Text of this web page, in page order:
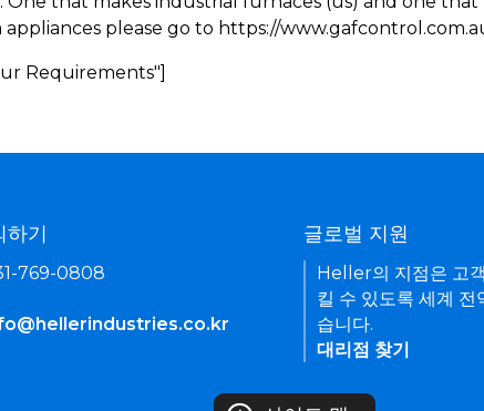
please go to https://
Requirements"]
하기
769-0808
글로벌 지원
Heller의 지점은 고
킬 수 있도록 세계 전
습니다.
대리점 찾기